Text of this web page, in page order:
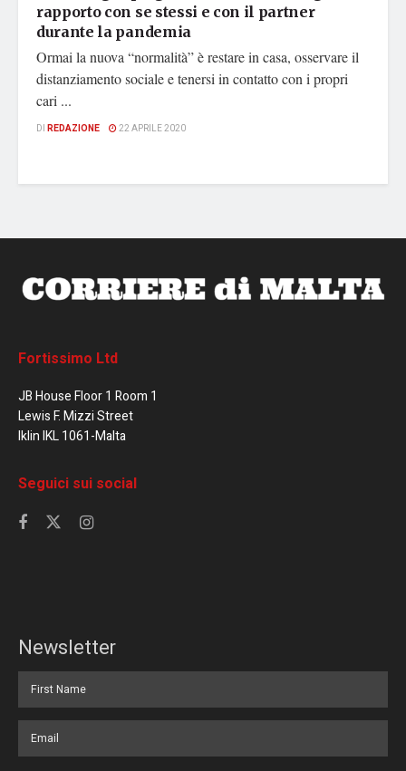
rapporto con se stessi e con il partner
durante la pandemia
Ormai la nuova “normalità” è restare in casa, osservare il
distanziamento sociale e tenersi in contatto con i propri
cari ...
DI REDAZIONE 22 APRILE 2020
Fortissimo Ltd
JB House Floor 1 Room 1
Lewis F. Mizzi Street
Iklin IKL 1061-Malta
Seguici sui social
Newsletter